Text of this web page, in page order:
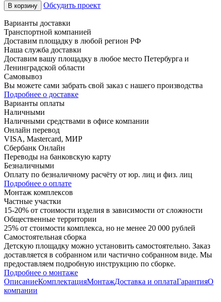
В корзину Обсудить проект
Варианты доставки
Транспортной компанией
Доставим площадку в любой регион РФ
Наша служба доставки
Доставим вашу площадку в любое место Петербурга и
Ленинградской области
Самовывоз
Вы можете сами забрать свой заказ с нашего производства
Подробнее о доставке
Варианты оплаты
Наличными
Наличными средствами в офисе компании
Онлайн перевод
VISA, Mastercard, МИР
Сбербанк Онлайн
Переводы на банковскую карту
Безналичными
Оплату по безналичному расчёту от юр. лиц и физ. лиц
Подробнее о оплате
Монтаж комплексов
Частные участки
15-20% от стоимости изделия в зависимости от сложности
Общественные территории
25% от стоимости комплекса, но не менее 20 000 рублей
Самостоятельная сборка
Детскую площадку можно установить самостоятельно. Заказ
доставляется в собранном или частично собранном виде. Мы
предоставляем подробную инструкцию по сборке.
Подробнее о монтаже
ОписаниеКомплектацияМонтажДоставка и оплатаГарантияО
компании